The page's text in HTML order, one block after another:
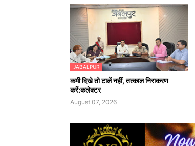
JABALPUR
कमी दिखे तो टालें नहीं, तत्काल निराकरण
करें:कलेक्टर
August 07, 2026